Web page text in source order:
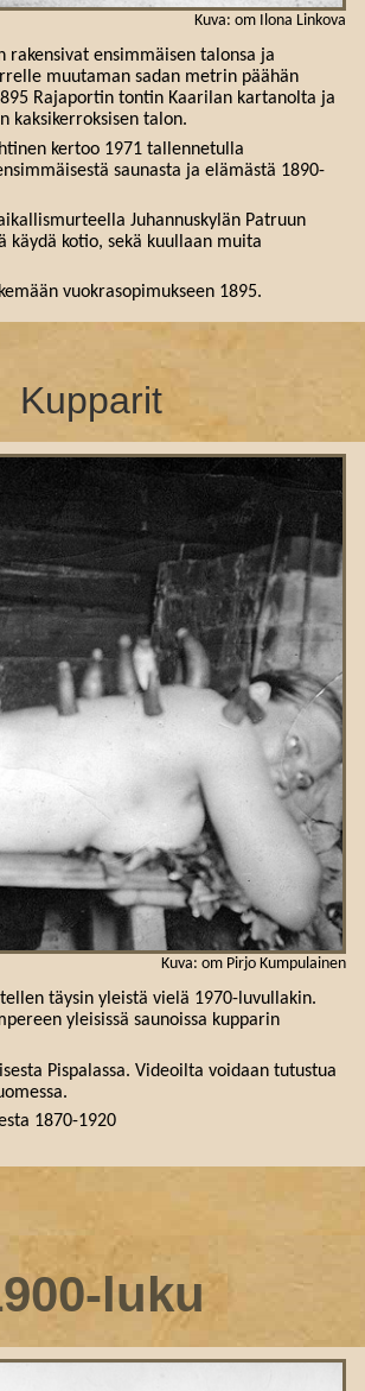
Kuva: om Ilona Linkova
ensimmäisen talonsa ja
muutaman sadan metrin päähän
Rajaportin tontin Kaarilan kartanolta ja
kaksikerroksisen talon.
kertoo 1971 tallennetulla
saunasta ja elämästä 1890-
Juhannuskylän Patruun
käydä kotio, sekä kuullaan muita
vuokrasopimukseen 1895.
Kupparit
Kuva: om Pirjo Kumpulainen
täysin yleistä vielä 1970-luvullakin.
yleisissä saunoissa kupparin
Pispalassa. Videoilta voidaan tutustua
1870-1920
luku